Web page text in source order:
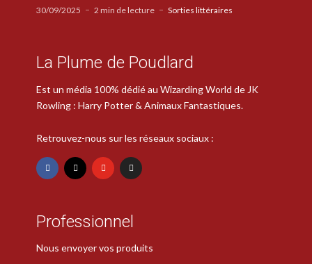
30/09/2025 2 min de lecture Sorties littéraires
La Plume de Poudlard
Est un média 100% dédié au Wizarding World de JK
Rowling : Harry Potter & Animaux Fantastiques.
Retrouvez-nous sur les réseaux sociaux :
Professionnel
Nous envoyer vos produits